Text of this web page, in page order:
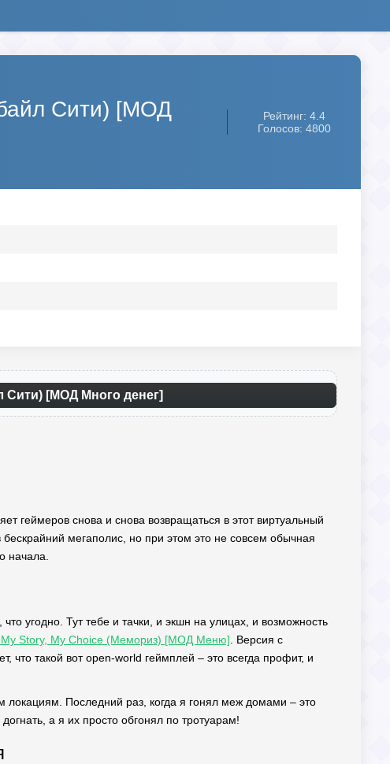
Сити) [МОД
Рейтинг: 4.4
Голосов: 4800
Сити) [МОД Много денег]
геймеров снова и снова возвращаться в этот виртуальный
мегаполис, но при этом это не совсем обычная
начала.
угодно. Тут тебе и тачки, и экшн на улицах, и возможность
My Story, My Choice (Мемориз) [МОД Меню] . Версия с
такой вот open-world геймплей – это всегда профит, и
локациям. Последний раз, когда я гонял меж домами – это
а я их просто обгонял по тротуарам!